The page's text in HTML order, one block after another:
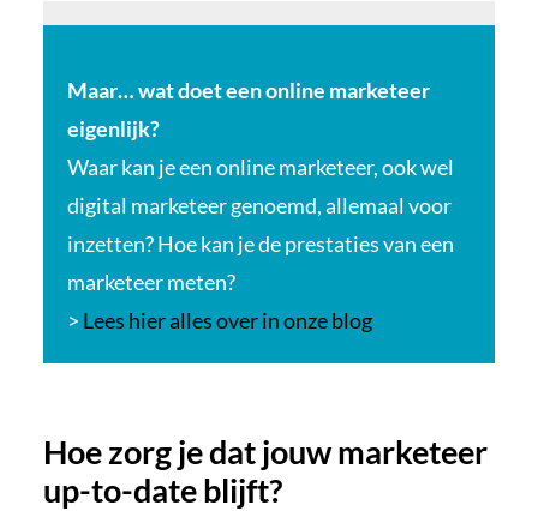
Maar… wat doet een online marketeer
eigenlijk?
Waar kan je een online marketeer, ook wel
digital marketeer genoemd, allemaal voor
inzetten? Hoe kan je de prestaties van een
marketeer meten?
> Lees hier alles over in onze blog
Hoe zorg je dat jouw marketeer
up-to-date blijft?